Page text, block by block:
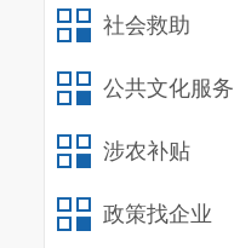
社会救助
公共文化服务
涉农补贴
政策找企业